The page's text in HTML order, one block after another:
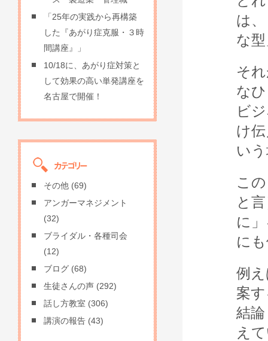
は
な
そ
な
ビ
け
い
こ
と
に
に
例
案
結
え
「25年の実践から再構築
した『あがり症克服・３時
間講座』」
10/18に、あがり症対策と
して効果の高い単発講座を
名古屋で開催！
その他 (69)
アンガーマネジメント
(32)
ブライダル・各種司会
(12)
ブログ (68)
生徒さんの声 (292)
話し方教室 (306)
講演の報告 (43)